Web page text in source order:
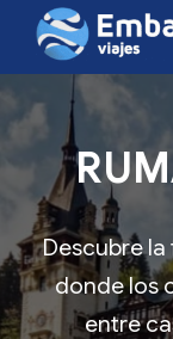
Descubre la
donde los
entre